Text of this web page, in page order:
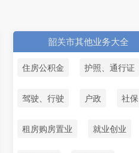
韶关市其他业务大全
住房公积金 护照、通行证
驾驶、行驶 户政 社保
租房购房置业 就业创业